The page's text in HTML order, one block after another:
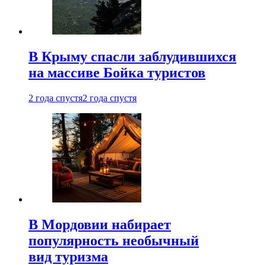
В Крыму спасли заблудившихся
на массиве Бойка туристов
2 года спустя2 года спустя
В Мордовии набирает
популярность необычный
вид туризма